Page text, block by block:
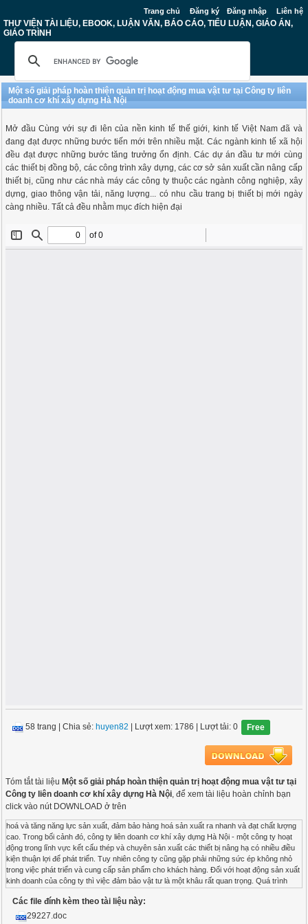
Trang chủ Đăng ký Đăng nhập Liên hệ
THƯ VIỆN TÀI LIỆU, EBOOK, LUẬN VĂN, BÁO CÁO, TIỂU LUẬN, GIÁO ÁN,
GIÁO TRÌNH
Một số giải pháp hoàn thiện quản trị hoạt động mua vật tư tại Công ty liên
doanh cơ khí xây dựng Hà Nội
Mở đầu Cùng với sự đi lên của nền kinh tế thế giới, kinh tế Việt Nam đã và
đang đạt được những bước tiến mới trên nhiều mặt. Các ngành kinh tế xã hội
đều đạt được những bước tăng trưởng ổn định. Các dự án đầu tư mới cùng
các thiết bị đồng bộ, các công trình xây dựng, các cơ sở sản xuất cần nâng cấp
thiết bị, cũng như các nhà máy các công ty thuộc các ngành công nghiệp, xây
dựng, giao thông vận tải, năng lượng... có nhu cầu trang bị thiết bị mới ngày
càng nhiều. Tất cả đều nhằm mục đích hiện đại
58 trang |Chia sẻ: huyen82 | Lượt xem: 1786 | Lượt tải: 0 Free
Tóm tắt tài liệu Một số giải pháp hoàn thiện quản trị hoạt động mua vật tư tại
Công ty liên doanh cơ khí xây dựng Hà Nội, để xem tài liệu hoàn chỉnh bạn
click vào nút DOWNLOAD ở trên
hoá và tăng năng lực sản xuất, đảm bảo hàng hoá sản xuất ra nhanh và đạt chất lượng
cao. Trong bối cảnh đó, công ty liên doanh cơ khí xây dựng Hà Nội - một công ty hoạt
động trong lĩnh vực kết cấu thép và chuyên sản xuất các thiết bị nâng hạ có nhiều điều
kiện thuận lợi để phát triển. Tuy nhiên công ty cũng gặp phải những sức ép không nhỏ
trong việc phát triển và cung cấp sản phẩm cho khách hàng. Đối với hoạt động sản xuất
kinh doanh của công ty thì việc đảm bảo vật tư là một khâu rất quan trọng. Quá trình
xuất, công ty phải tổ chức quản trị hoạt động mua vật tư có hiệu quả về số lượng, chủng
loại, chất lượng cũng như giá cả....Nhận thức được vấn đề này, em đi sâu nghiên cứu đề
Các file đính kèm theo tài liệu này:
29227.doc